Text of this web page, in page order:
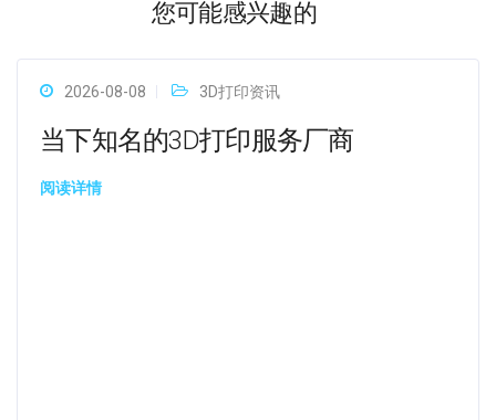
您可能感兴趣的
2026-08-08 3D打印资讯
当下知名的3D打印服务厂商
阅读详情